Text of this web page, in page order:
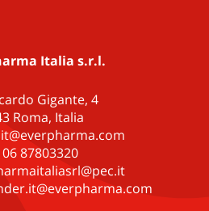
Italia s.r.l.
Gigante, 4
Roma, Italia
87803320